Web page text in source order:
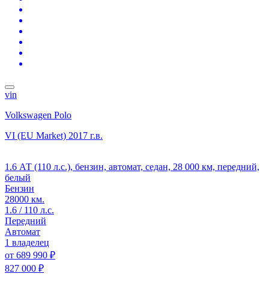
vin
Volkswagen Polo
VI (EU Market) 2017 г.в.
1.6 АТ (110 л.с.), бензин, автомат, седан, 28 000 км, передний,
белый
Бензин
28000 км.
1.6 / 110 л.с.
Передний
Автомат
1 владелец
от 689 990 ₽
827 000 ₽